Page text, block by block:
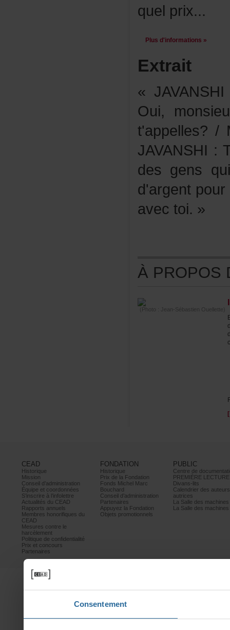
Consentement
quelprix...
Plusd'informations»
Extrait
avectoi.»
(Photo:Jean-SébastienOuellette)
CEAD
Historique
Mission
Conseild’administration
Équipeetcoordonnées
S’inscrireàl’infolettre
ActualitésduCEAD
Rapportsannuels
Membreshonorifiquesdu
CEAD
Mesurescontrele
harcèlement
Politiquedeconfidentialité
Prixetconcours
Partenaires
FONDATION
Historique
PrixdelaFondation
FondsMichelMarc
Bouchard
Conseild’administration
Partenaires
AppuyezlaFondation
Objetspromotionnels
PUBLIC
PREMIÈRELECTURE
Divans-lits
autrices